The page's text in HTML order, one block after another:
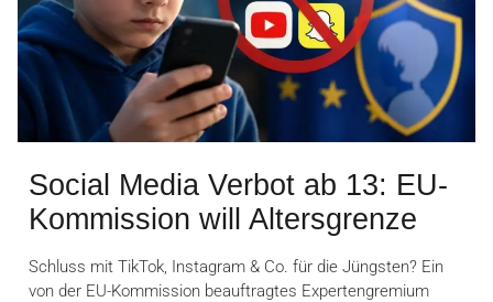
Social Media Verbot ab 13: EU-
Kommission will Altersgrenze
Schluss mit TikTok, Instagram & Co. für die Jüngsten? Ein
von der EU-Kommission beauftragtes Expertengremium